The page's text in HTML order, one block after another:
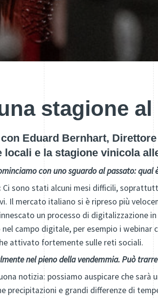
stagione al
Eduard Bernhart,
locali e la stagione vinicola
con uno sguardo al passato: qual
Ci sono stati alcuni mesi difficili,
Il mercato italiano si è ripreso più
un processo di digitalizzazione
campo digitale, per esempio i
attivato fortemente sulle reti sociali.
nel pieno della vendemmia. Può
notizia: possiamo auspicare che
precipitazioni e grandi differenze di